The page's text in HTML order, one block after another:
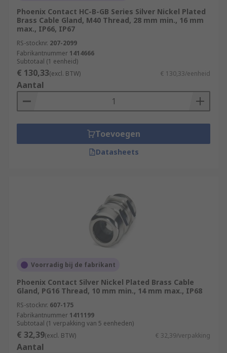
Phoenix Contact HC-B-GB Series Silver Nickel Plated
Brass Cable Gland, M40 Thread, 28 mm min., 16 mm
max., IP66, IP67
RS-stocknr. 207-2099
Fabrikantnummer 1414666
Subtotaal (1 eenheid)
€ 130,33(excl. BTW) € 130,33/eenheid
Aantal
Toevoegen
Datasheets
Voorradig bij de fabrikant
Phoenix Contact Silver Nickel Plated Brass Cable
Gland, PG16 Thread, 10 mm min., 14 mm max., IP68
RS-stocknr. 607-175
Fabrikantnummer 1411199
Subtotaal (1 verpakking van 5 eenheden)
€ 32,39(excl. BTW) € 32,39/verpakking
Aantal